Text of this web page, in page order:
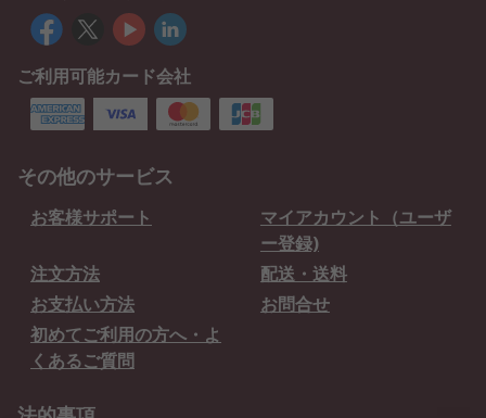
ご利用可能カード会社
その他のサービス
お客様サポート
マイアカウント（ユーザ
ー登録)
注文方法
配送・送料
お支払い方法
お問合せ
初めてご利用の方へ・よ
くあるご質問